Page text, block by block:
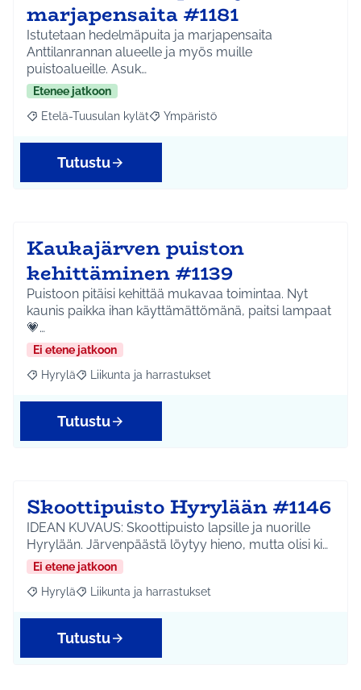
marjapensaita #1181
Istutetaan hedelmäpuita ja marjapensaita
Anttilanrannan alueelle ja myös muille
puistoalueille. Asuk…
Etenee jatkoon
Rajaa tulokset aihepiirin mukaan: Etelä-Tuusulan kylät
Etelä-Tuusulan kylät Rajaa tulokset teeman mukaan:
Ympäristö
Tutustu
Kaukajärven puiston
kehittäminen #1139
Puistoon pitäisi kehittää mukavaa toimintaa. Nyt
kaunis paikka ihan käyttämättömänä, paitsi lampaat
💗…
Ei etene jatkoon
Rajaa tulokset aihepiirin mukaan: Hyrylä
Hyrylä Rajaa tulokset teeman mukaan: Liikunta ja
Liikunta ja harrastukset
Tutustu
Skoottipuisto Hyrylään #1146
IDEAN KUVAUS: Skoottipuisto lapsille ja nuorille
Hyrylään. Järvenpäästä löytyy hieno, mutta olisi ki…
Ei etene jatkoon
Rajaa tulokset aihepiirin mukaan: Hyrylä
Hyrylä Rajaa tulokset teeman mukaan: Liikunta ja
Liikunta ja harrastukset
Tutustu